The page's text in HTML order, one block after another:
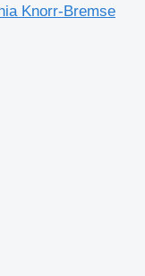
Knorr-Bremse